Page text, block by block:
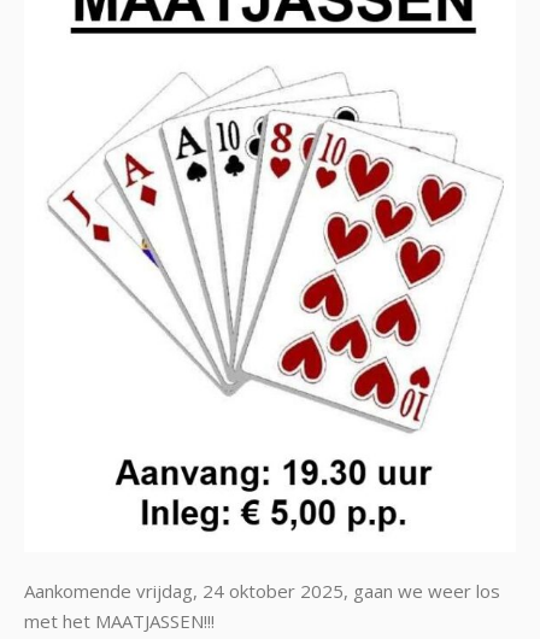
Aankomende vrijdag, 24 oktober 2025, gaan we weer los
met het MAATJASSEN!!!